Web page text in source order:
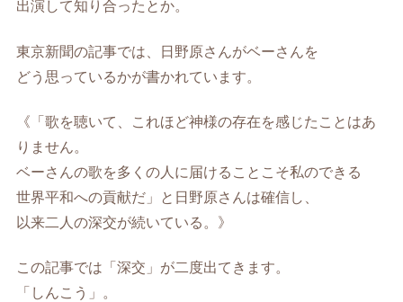
出演して知り合ったとか。
東京新聞の記事では、日野原さんがベーさんを
どう思っているかが書かれています。
《「歌を聴いて、これほど神様の存在を感じたことはあ
りません。
ベーさんの歌を多くの人に届けることこそ私のできる
世界平和への貢献だ」と日野原さんは確信し、
以来二人の深交が続いている。》
この記事では「深交」が二度出てきます。
「しんこう」。